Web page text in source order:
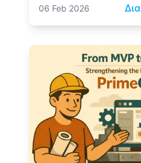
06 Feb 2026